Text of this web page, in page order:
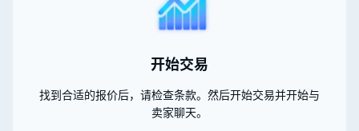
开始交易
找到合适的报价后，请检查条款。然后开始交易并开始与
卖家聊天。